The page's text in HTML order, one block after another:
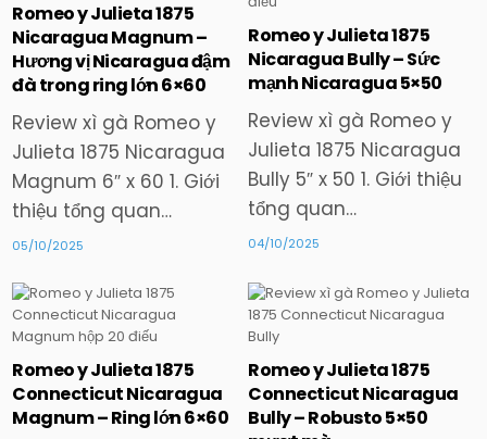
Posted
in
Romeo y Julieta 1875
Nicaragua Magnum –
Hương vị Nicaragua đậm
đà trong ring lớn 6×60
Review xì gà Romeo y
Julieta 1875 Nicaragua
Magnum 6″ x 60 1. Giới
thiệu tổng quan…
05/10/2025
in
Romeo y Julieta 1875
Nicaragua Bully – Sức
mạnh Nicaragua 5×50
Review xì gà Romeo y
Julieta 1875 Nicaragua
Bully 5″ x 50 1. Giới thiệu
tổng quan…
04/10/2025
Posted
in
Romeo y Julieta 1875
Connecticut Nicaragua
Magnum – Ring lớn 6×60
in
Romeo y Julieta 1875
Connecticut Nicaragua
Bully – Robusto 5×50